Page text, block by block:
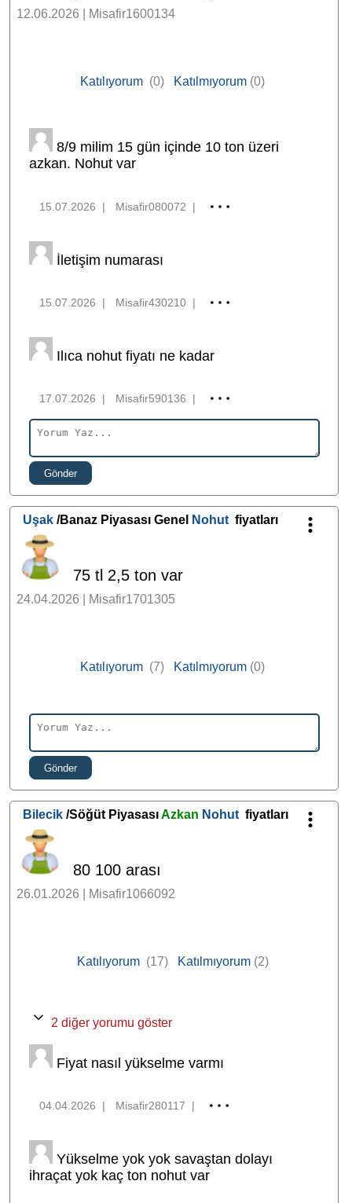
12.06.2026 | Misafir1600134
Katılıyorum (0) Katılmıyorum (0)
8/9 milim 15 gün içinde 10 ton üzeri
azkan. Nohut var
15.07.2026 | Misafir080072 |
İletişim numarası
15.07.2026 | Misafir430210 |
Ilıca nohut fiyatı ne kadar
17.07.2026 | Misafir590136 |
Gönder
Uşak /Banaz Piyasası Genel Nohut fiyatları
75 tl 2,5 ton var
24.04.2026 | Misafir1701305
Katılıyorum (7) Katılmıyorum (0)
Gönder
Bilecik /Söğüt PiyasasıAzkan Nohut fiyatları
80 100 arası
26.01.2026 | Misafir1066092
Katılıyorum(17) Katılmıyorum(2)
2 diğer yorumu göster
Fiyat nasıl yükselme varmı
04.04.2026 | Misafir280117 |
Yükselme yok yok savaştan dolayı
ihraçat yok kaç ton nohut var